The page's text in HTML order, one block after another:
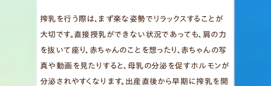
搾乳を行う際は、まず楽な姿勢でリラックスすることが
大切です。直接授乳ができない状況であっても、肩の力
を抜いて座り、赤ちゃんのことを想ったり、赤ちゃんの写
真や動画を見たりすると、母乳の分泌を促すホルモンが
分泌されやすくなります。出産直後から早期に搾乳を開